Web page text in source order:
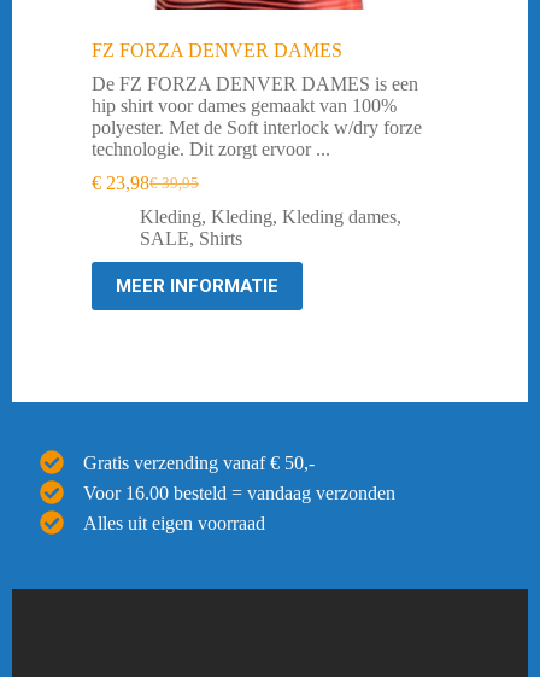
FZ FORZA DENVER DAMES
De FZ FORZA DENVER DAMES is een
hip shirt voor dames gemaakt van 100%
polyester. Met de Soft interlock w/dry forze
technologie. Dit zorgt ervoor ...
€39,95
Oorspronkelijke
prijs
was:
€ 39,95.
€ 23,98Huidige
prijs
is:
€ 23,98.
Kleding, Kleding, Kleding dames,
SALE, Shirts
MEER INFORMATIE
Gratis verzending vanaf € 50,-
Voor 16.00 besteld = vandaag verzonden
Alles uit eigen voorraad